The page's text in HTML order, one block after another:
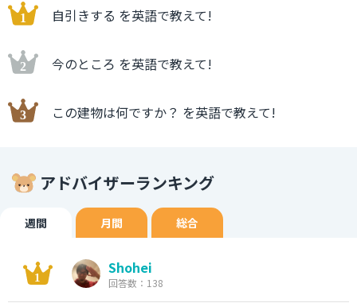
自引きする を英語で教えて!
今のところ を英語で教えて!
この建物は何ですか？ を英語で教えて!
アドバイザーランキング
週間 月間 総合
Shohei
回答数：138